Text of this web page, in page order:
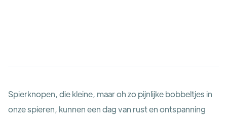
Spierknopen, die kleine, maar oh zo pijnlijke bobbeltjes in
onze spieren, kunnen een dag van rust en ontspanning